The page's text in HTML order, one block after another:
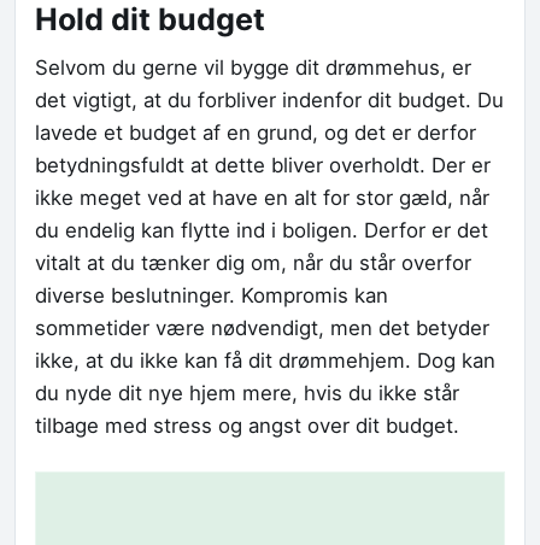
Hold dit budget
Selvom du gerne vil bygge dit drømmehus, er
det vigtigt, at du forbliver indenfor dit budget. Du
lavede et budget af en grund, og det er derfor
betydningsfuldt at dette bliver overholdt. Der er
ikke meget ved at have en alt for stor gæld, når
du endelig kan flytte ind i boligen. Derfor er det
vitalt at du tænker dig om, når du står overfor
diverse beslutninger. Kompromis kan
sommetider være nødvendigt, men det betyder
ikke, at du ikke kan få dit drømmehjem. Dog kan
du nyde dit nye hjem mere, hvis du ikke står
tilbage med stress og angst over dit budget.